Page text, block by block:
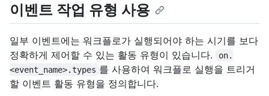
이벤트 작업 유형 사용
일부 이벤트에는 워크플로가 실행되어야 하는 시기를 보다
정확하게 제어할 수 있는 활동 유형이 있습니다.
on.
<event_name>.types 를 사용하여 워크플로 실행을 트리거
할 이벤트 활동 유형을 정의합니다.